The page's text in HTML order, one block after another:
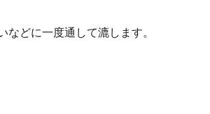
などに一度通して漉します。